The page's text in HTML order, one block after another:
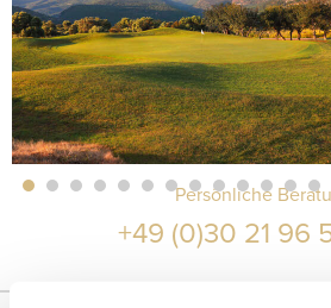
Persönliche
+49 (0)30 21 96